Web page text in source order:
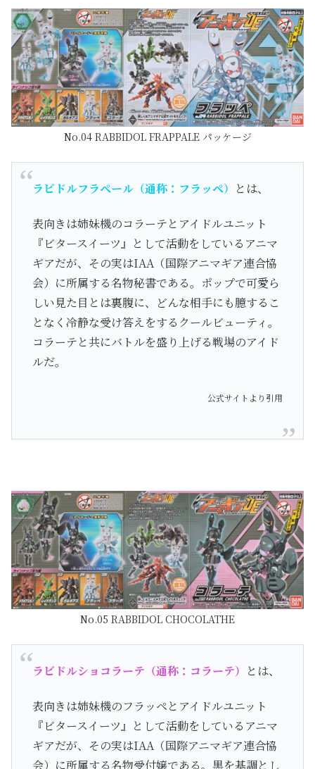
No.04 RABBIDOL FRAPPALE パッケージ
ラビドルフラペール（通称：フラッペ） とは、
表向きは姉妹機のコラーテとアイドルユニット
『ビタースイーツ』として活動をしているアニマ
ギアだが、その実はIAA（国際アニマギア連合協
会）に所属する名物秘書である。ポップで可愛ら
しい見た目とは裏腹に、どんな相手にも臆するこ
となく冷静な受け答えをするクールビューティ。
コラーテと共にバトルを盛り上げる戦場のアイド
ルだ。
公式サイトより引用
No.05 RABBIDOL CHOCOLATHE
ラビドルショコラーテ（通称：コラーテ） とは、
表向きは姉妹機のフラッペとアイドルユニット
『ビタースイーツ』として活動をしているアニマ
ギアだが、その実はIAA（国際アニマギア連合協
会）に所属する名物受付嬢である。黒を基調とし